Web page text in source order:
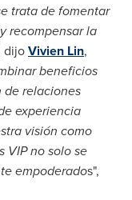
trata de fomentar
recompensar la
dijoVivien Lin,
beneficios
de relaciones
experiencia
visión como
VIP no solo se
empoderados",